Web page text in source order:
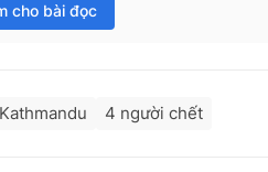
cho bài đọc
4 người chết